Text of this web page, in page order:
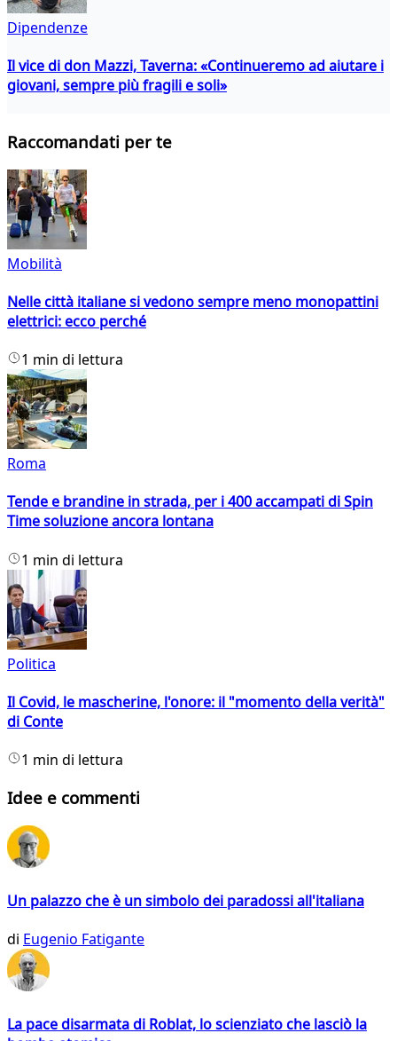
Dipendenze
Il vice di don Mazzi, Taverna: «Continueremo ad aiutare i
giovani, sempre più fragili e soli»
Raccomandati per te
Mobilità
Nelle città italiane si vedono sempre meno monopattini
elettrici: ecco perché
1 min di lettura
Roma
Tende e brandine in strada, per i 400 accampati di Spin
Time soluzione ancora lontana
1 min di lettura
Politica
Il Covid, le mascherine, l'onore: il "momento della verità"
di Conte
1 min di lettura
Idee e commenti
Un palazzo che è un simbolo dei paradossi all'italiana
di Eugenio Fatigante
La pace disarmata di Roblat, lo scienziato che lasciò la